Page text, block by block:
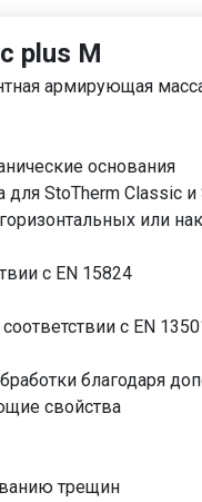
plus М
армирующая
основания
для StoTherm Classic
или
с EN 15824
с EN
благодаря
свойства
трещин